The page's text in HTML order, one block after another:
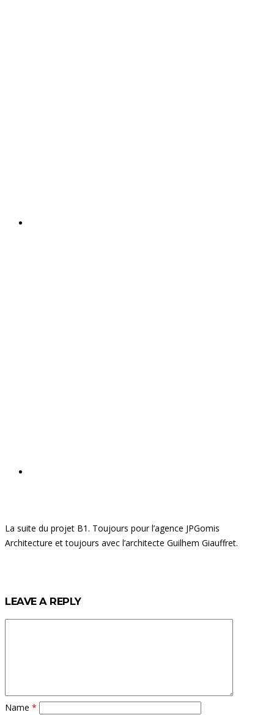
La suite du projet B1. Toujours pour l’agence JPGomis
Architecture et toujours avec l’architecte Guilhem Giauffret.
LEAVE A REPLY
Name *